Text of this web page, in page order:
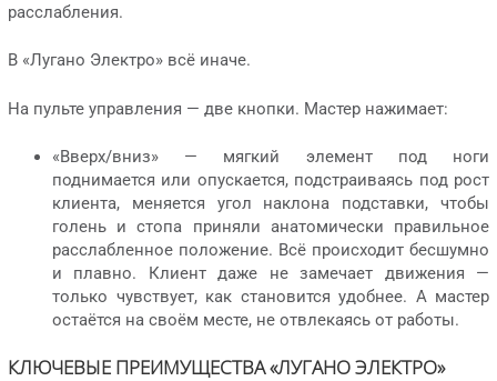
расслабления.
В «Лугано Электро» всё иначе.
На пульте управления — две кнопки. Мастер нажимает:
«Вверх/вниз» — мягкий элемент под ноги
поднимается или опускается, подстраиваясь под рост
клиента, меняется угол наклона подставки, чтобы
голень и стопа приняли анатомически правильное
расслабленное положение. Всё происходит бесшумно
и плавно. Клиент даже не замечает движения —
только чувствует, как становится удобнее. А мастер
остаётся на своём месте, не отвлекаясь от работы.
КЛЮЧЕВЫЕ ПРЕИМУЩЕСТВА «ЛУГАНО ЭЛЕКТРО»